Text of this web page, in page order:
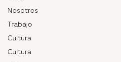
Nosotros
Trabajo
Cultura
Cultura